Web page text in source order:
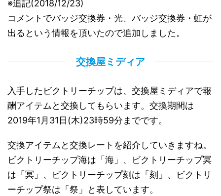
※追記(2018/12/23)
コメントでバッジ交換券・光、バッジ交換券・虹が
出るという情報を頂いたので追加しました。
交換屋ミディア
入手したビクトリーチップは、交換屋ミディアで報
酬アイテムと交換してもらいます。交換期間は
2019年1月31日(木)23時59分までです。
交換アイテムと交換レートを紹介していきますね。
ビクトリーチップ海は「海」、ビクトリーチップ冥
は「冥」、ビクトリーチップ刻は「刻」、ビクトリ
ーチップ祭は「祭」と表しています。